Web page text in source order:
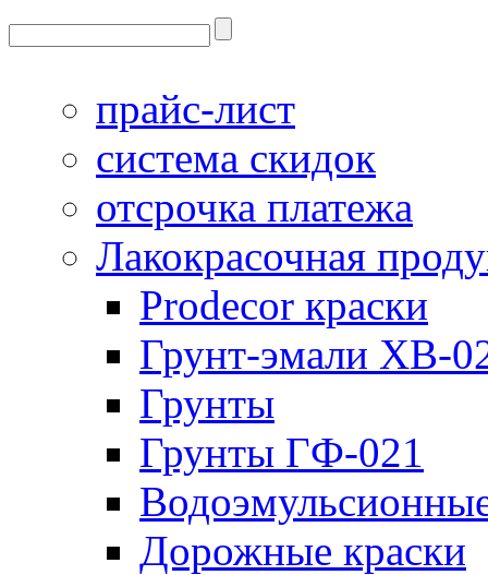
прайс-лист
система скидок
отсрочка платежа
Лакокрасочная
Prodecor краски
Грунт-эмали ХВ-
Грунты
Грунты ГФ-021
Дорожные краски